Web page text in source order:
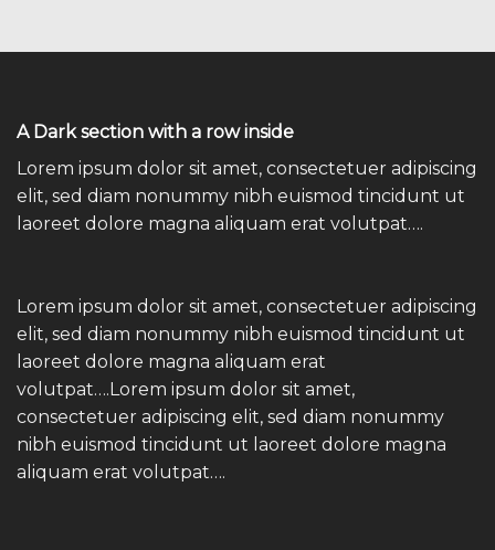
A Dark section with a row inside
Lorem ipsum dolor sit amet, consectetuer adipiscing
elit, sed diam nonummy nibh euismod tincidunt ut
laoreet dolore magna aliquam erat volutpat….
Lorem ipsum dolor sit amet, consectetuer adipiscing
elit, sed diam nonummy nibh euismod tincidunt ut
laoreet dolore magna aliquam erat
volutpat….Lorem ipsum dolor sit amet,
consectetuer adipiscing elit, sed diam nonummy
nibh euismod tincidunt ut laoreet dolore magna
aliquam erat volutpat….